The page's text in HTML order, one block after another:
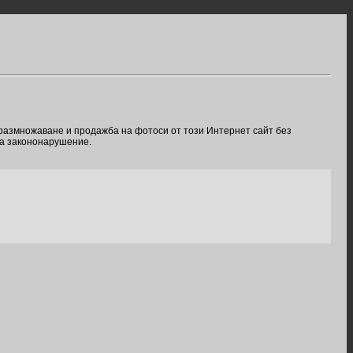
и продажба на фотоси от този Интернет сайт без
закононарушение.